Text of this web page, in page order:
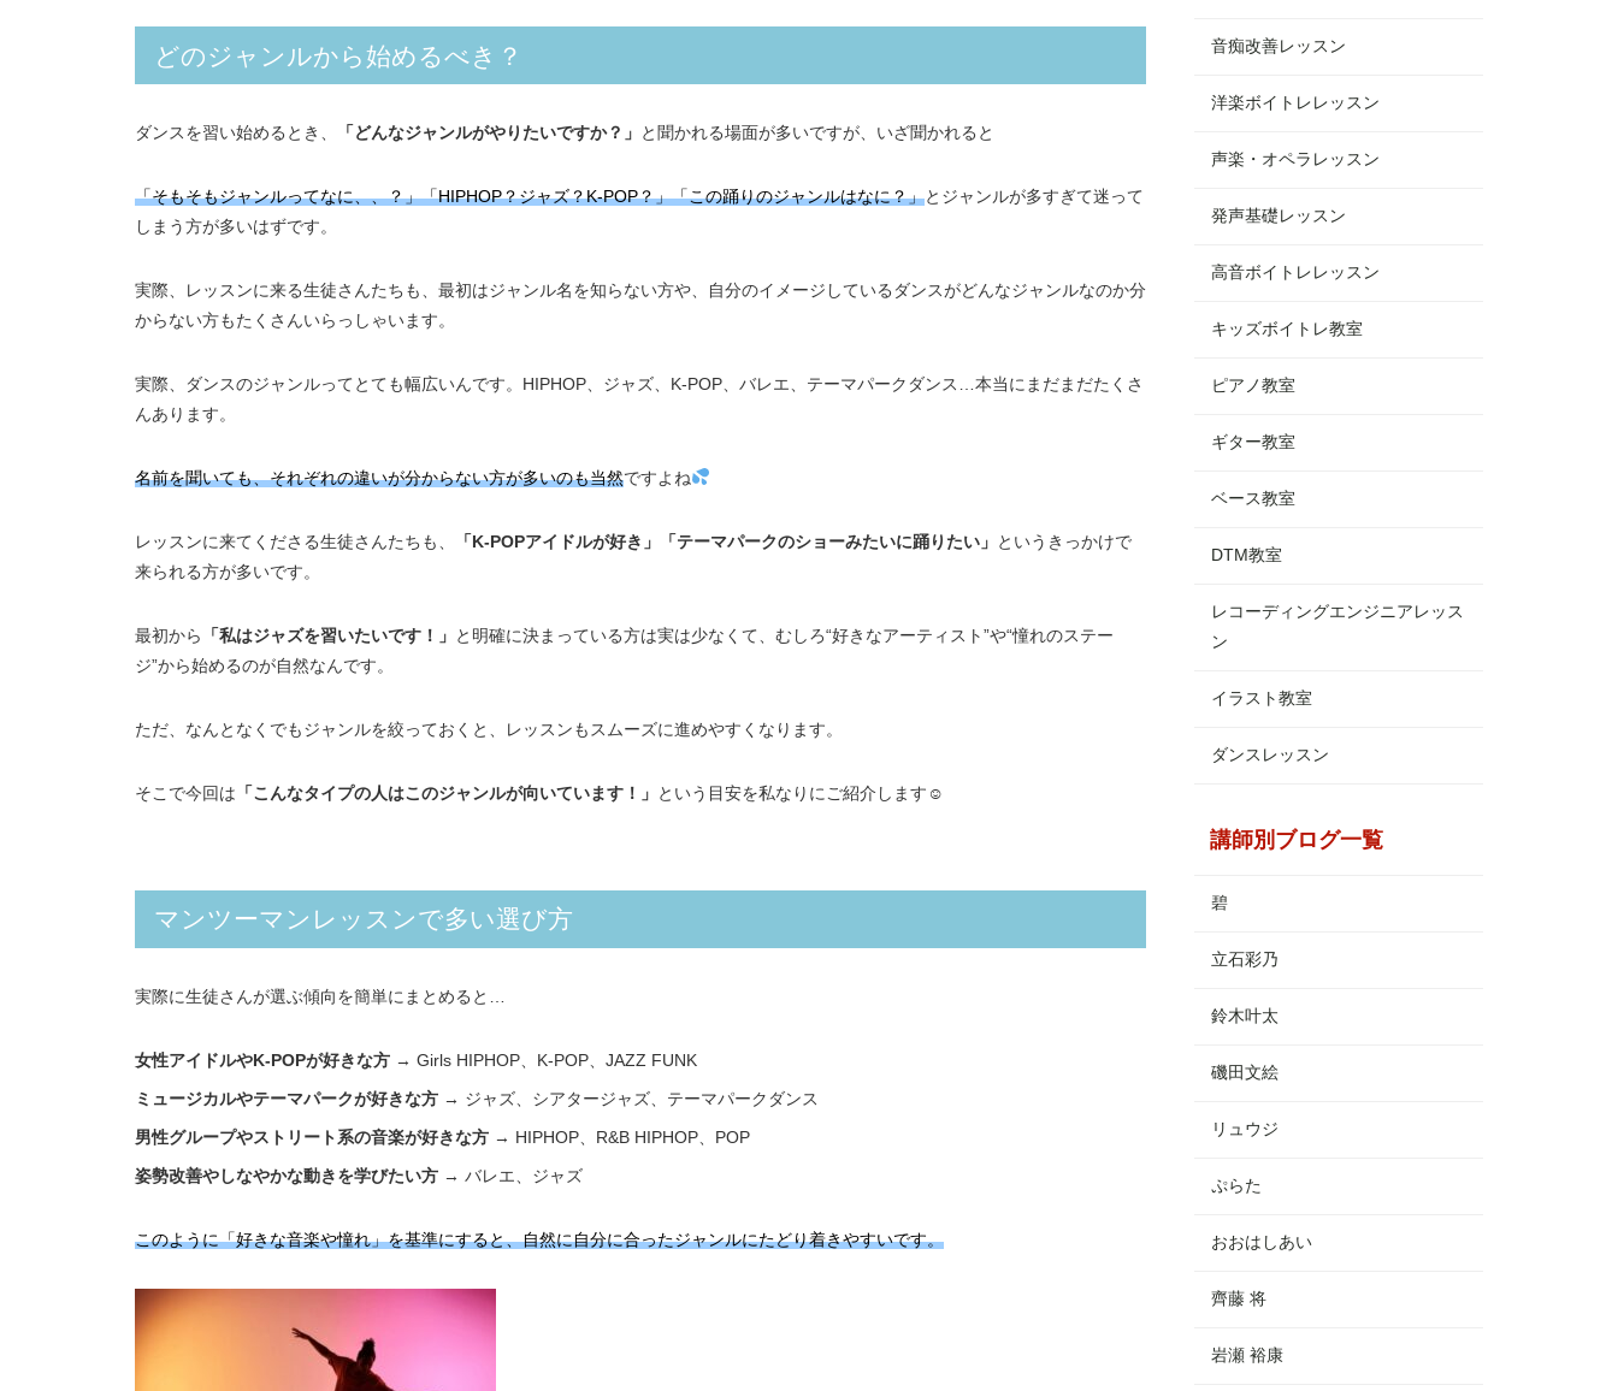
どのジャンルから始めるべき？
ダンスを習い始めるとき、 「どんなジャンルがやりたいですか？」 と聞かれる場面が多いですが、いざ聞かれると
「そもそもジャンルってなに、、？」「HIPHOP？ジャズ？K-POP？」「この踊りのジャンルはなに？」とジャンルが多すぎて迷って
しまう方が多いはずです。
実際、レッスンに来る生徒さんたちも、最初はジャンル名を知らない方や、自分のイメージしているダンスがどんなジャンルなのか分
からない方もたくさんいらっしゃいます。
実際、ダンスのジャンルってとても幅広いんです。HIPHOP、ジャズ、K-POP、バレエ、テーマパークダンス…本当にまだまだたくさ
んあります。
名前を聞いても、それぞれの違いが分からない方が多いのも当然ですよね
レッスンに来てくださる生徒さんたちも、 「K-POPアイドルが好き」「テーマパークのショーみたいに踊りたい」 というきっかけで
来られる方が多いです。
最初から 「私はジャズを習いたいです！」 と明確に決まっている方は実は少なくて、むしろ“好きなアーティスト”や“憧れのステー
ジ”から始めるのが自然なんです。
ただ、なんとなくでもジャンルを絞っておくと、レッスンもスムーズに進めやすくなります。
そこで今回は 「こんなタイプの人はこのジャンルが向いています！」 という目安を私なりにご紹介します☺︎
マンツーマンレッスンで多い選び方
実際に生徒さんが選ぶ傾向を簡単にまとめると…
女性アイドルやK-POPが好きな方 → Girls HIPHOP、K-POP、JAZZ FUNK
ミュージカルやテーマパークが好きな方 → ジャズ、シアタージャズ、テーマパークダンス
男性グループやストリート系の音楽が好きな方 → HIPHOP、R&B HIPHOP、POP
姿勢改善やしなやかな動きを学びたい方 → バレエ、ジャズ
このように「好きな音楽や憧れ」を基準にすると、自然に自分に合ったジャンルにたどり着きやすいです。
音痴改善レッスン
洋楽ボイトレレッスン
声楽・オペラレッスン
発声基礎レッスン
高音ボイトレレッスン
キッズボイトレ教室
ピアノ教室
ギター教室
ベース教室
DTM教室
レコーディングエンジニアレッス
ン
イラスト教室
ダンスレッスン
講師別ブログ一覧
碧
立石彩乃
鈴木叶太
磯田文絵
リュウジ
ぷらた
おおはしあい
齊藤 将
岩瀬 裕康